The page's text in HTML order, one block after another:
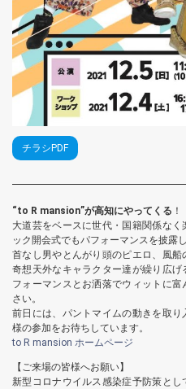
チラシPDF
“to R mansion”が高知にやってくる ！
大道芸をベースに世代・国籍関係な
ック開会式でもパフォーマンスを披露
首なし男やとんがり頭のピエロ、風船
奇想天外なキャラクター達が繰り広
フォーマンスとお洒落でウィットに
さい。
前日には、パントマイムの動きを取
様の参加をお待ちしています。
to R mansion ホームページ
【ご来場の皆様へお願い】
新型コロナウイルス感染症予防策とし